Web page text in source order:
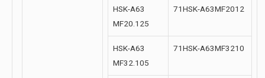
HSK-A63
MF20.125
71HSK-A63MF2012
HSK-A63
MF32.105
71HSK-A63MF3210